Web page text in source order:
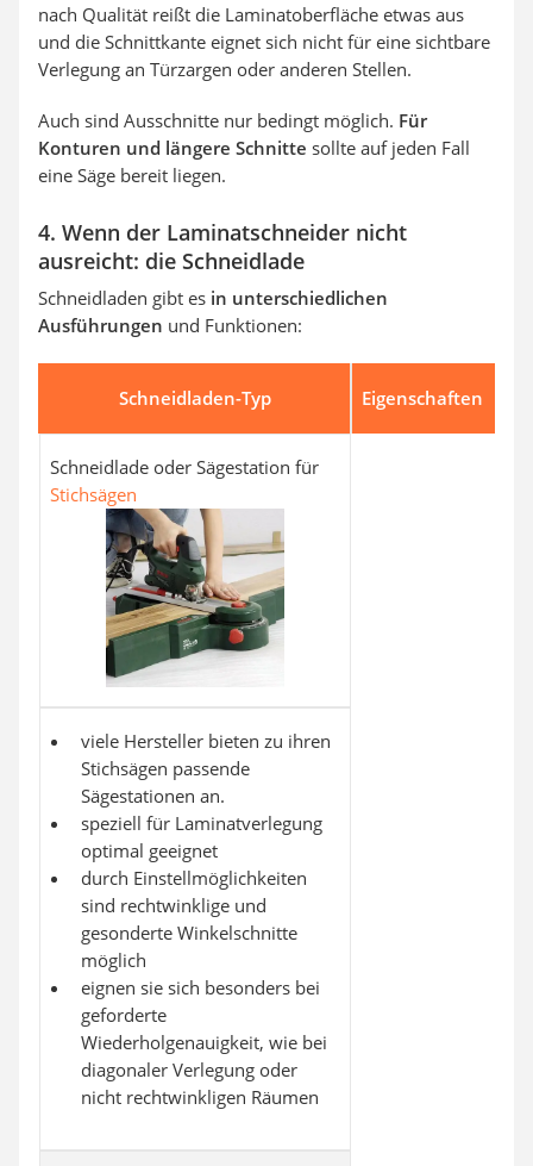
nach Qualität reißt die Laminatoberfläche etwas aus
und die Schnittkante eignet sich nicht für eine sichtbare
Verlegung an Türzargen oder anderen Stellen.
Auch sind Ausschnitte nur bedingt möglich. Für
Konturen und längere Schnitte sollte auf jeden Fall
eine Säge bereit liegen.
4. Wenn der Laminatschneider nicht
ausreicht: die Schneidlade
Schneidladen gibt es in unterschiedlichen
Ausführungen und Funktionen:
Schneidladen-Typ Eigenschaften
Schneidlade oder Sägestation für
Stichsägen
viele Hersteller bieten zu ihren
Stichsägen passende
Sägestationen an.
speziell für Laminatverlegung
optimal geeignet
durch Einstellmöglichkeiten
sind rechtwinklige und
gesonderte Winkelschnitte
möglich
eignen sie sich besonders bei
geforderte
Wiederholgenauigkeit, wie bei
diagonaler Verlegung oder
nicht rechtwinkligen Räumen